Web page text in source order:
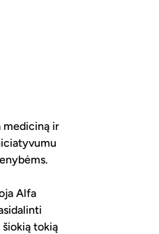
mediciną ir
Alfa
tokią